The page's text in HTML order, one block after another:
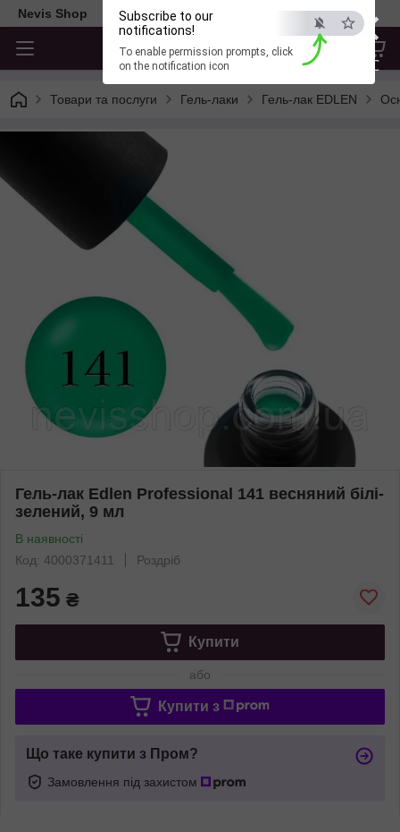
×
ESC
Subscribe to our
notifications!
To enable permission prompts, click
on the notification icon
Nevis Shop
Товари та послуги Гель-лаки Гель-лак EDLEN
Гель-лак Edlen Professional 141 весняний білі-
зелений, 9 мл
В наявності
Код: 4000371411
Роздріб
135 ₴
Купити
або
Купити з
Що таке купити з Пром?
Замовлення під захистом